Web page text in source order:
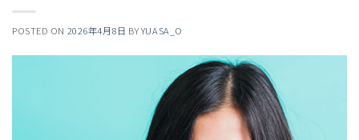
POSTED ON 2026年4月8日 BYYUASA_O